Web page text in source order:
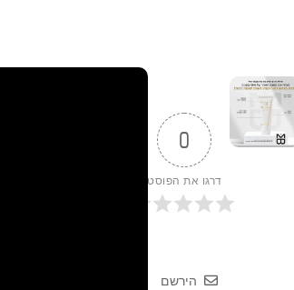
0
דרגו את הפוסט
הירשם